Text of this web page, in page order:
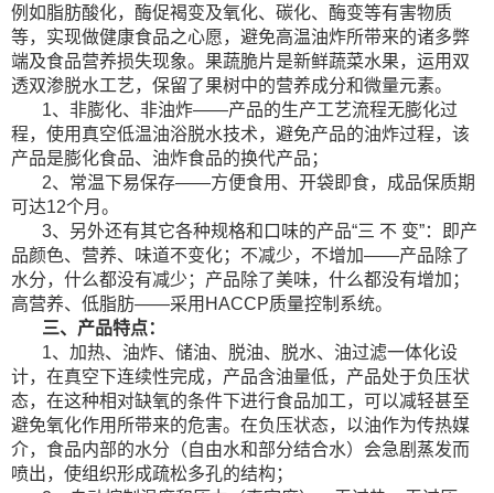
例如脂肪酸化，酶促褐变及氧化、碳化、酶变等有害物质
等，实现做健康食品之心愿，避免高温油炸所带来的诸多弊
端及食品营养损失现象。果蔬脆片是新鲜蔬菜水果，运用双
透双渗脱水工艺，保留了果树中的营养成分和微量元素。
1、非膨化、非油炸——产品的生产工艺流程无膨化过
程，使用真空低温油浴脱水技术，避免产品的油炸过程，该
产品是膨化食品、油炸食品的换代产品；
2、 常温下易保存——方便食用、开袋即食，成品保质期
可达12个月。
3、另外还有其它各种规格和口味的产品“三 不 变”：即产
品颜色、营养、味道不变化；不减少，不增加——产品除了
水分，什么都没有减少；产品除了美味，什么都没有增加；
高营养、低脂肪——采用HACCP质量控制系统。
三、产品特点：
1、加热、油炸、储油、脱油、脱水、油过滤一体化设
计，在真空下连续性完成，产品含油量低，产品处于负压状
态，在这种相对缺氧的条件下进行食品加工，可以减轻甚至
避免氧化作用所带来的危害。在负压状态，以油作为传热媒
介，食品内部的水分（自由水和部分结合水）会急剧蒸发而
喷出，使组织形成疏松多孔的结构；